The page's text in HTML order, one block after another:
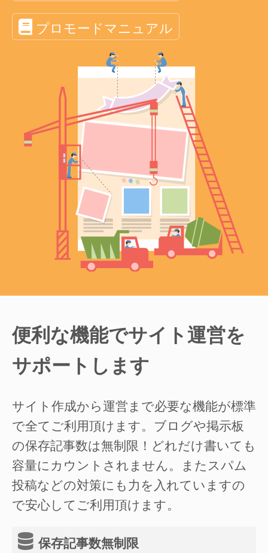
プロモードマニュアル
便利な機能でサイト運営を
サポートします
サイト作成から運営まで必要な機能が標準
で全てご利用頂けます。ブログや掲示板
の保存記事数は無制限！どれだけ書いても
容量にカウントされません。またスパム
投稿などの対策にも力を入れていますの
で安心してご利用頂けます。
保存記事数無制限